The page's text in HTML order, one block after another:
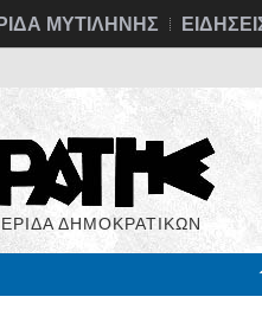
ΜΥΤΙΛΗΝΗΣ
ΔΗΜΟΚΡΑΤΙΚΩΝ